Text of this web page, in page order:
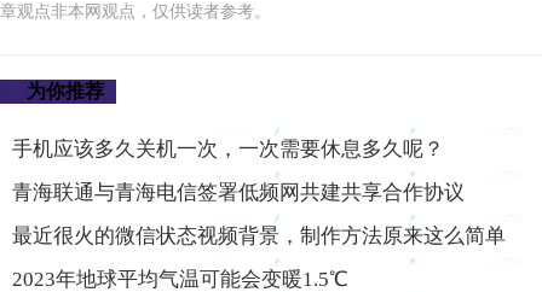
章观点非本网观点，仅供读者参考。
为你推荐
手机应该多久关机一次，一次需要休息多久呢？
青海联通与青海电信签署低频网共建共享合作协议
最近很火的微信状态视频背景，制作方法原来这么简单
2023年地球平均气温可能会变暖1.5℃